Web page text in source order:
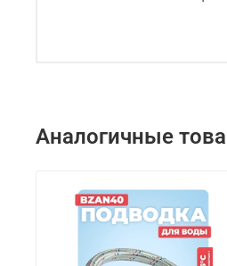
Аналогичные